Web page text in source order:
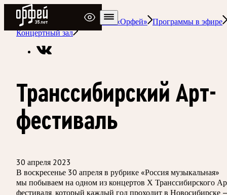
Радио Орфей
Радио классической музыки «Орфей» Программы в эфире
Концертный зал
Транссибирский Арт-
фестиваль
30 апреля 2023
В воскресенье 30 апреля в рубрике «Россия музыкальная»
мы побываем на одном из концертов Х Транссибирского
фестиваля, который каждый год проходит в Новосибирске